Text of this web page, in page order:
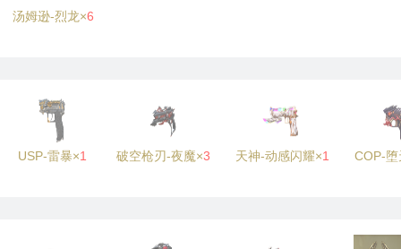
汤姆逊-烈龙×6
USP-雷暴×1 破空枪刃-夜魔×3 天神-动感闪耀×1 COP-